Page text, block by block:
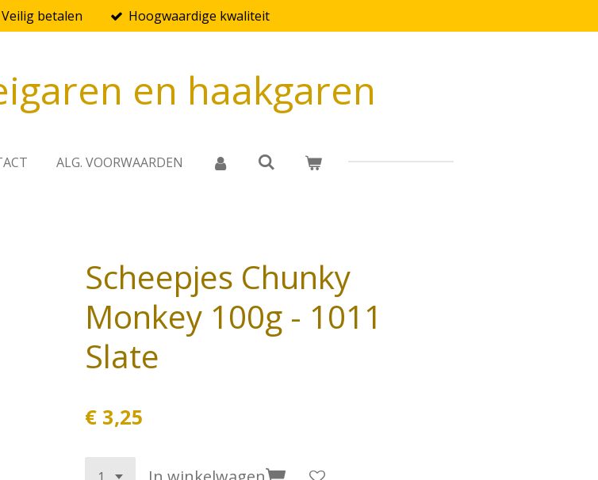
Veilig betalen Hoogwaardige kwaliteit
en haakgaren
ALG. VOORWAARDEN
Scheepjes Chunky
Monkey 100g - 1011
Slate
€ 3,25